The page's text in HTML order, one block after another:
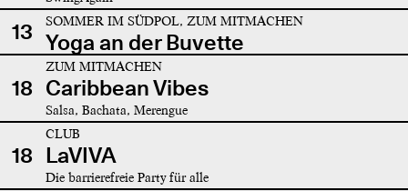
13 SOMMER IM SÜDPOL, ZUM MITMACHEN
Yoga an der Buvette
18
ZUM MITMACHEN
Caribbean Vibes
Salsa, Bachata, Merengue
18
CLUB
LaVIVA
Die barrierefreie Party für alle